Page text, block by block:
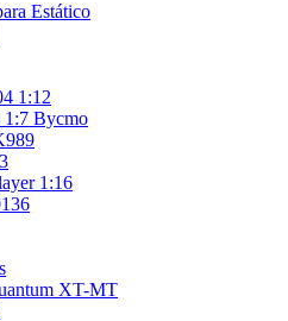
Estático
1:12
1:7 Bycmo
1:16
XT-MT